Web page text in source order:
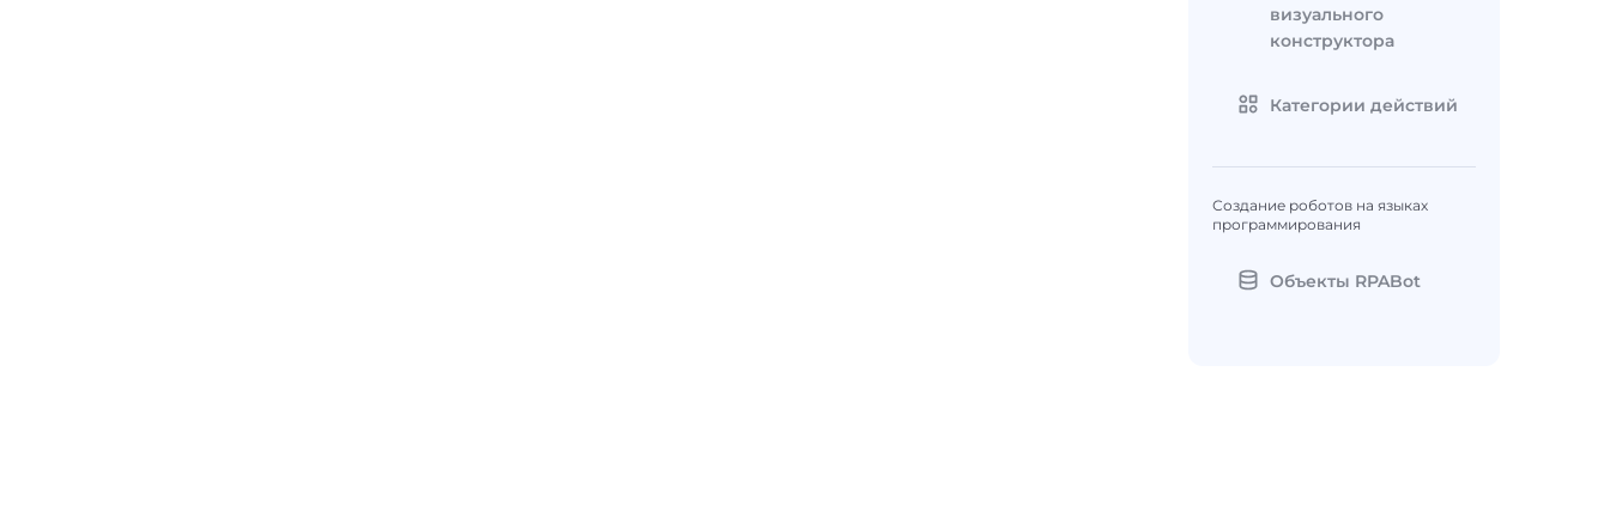
визуального
конструктора
Категории действий
Создание роботов на языках
программирования
Объекты RPABot